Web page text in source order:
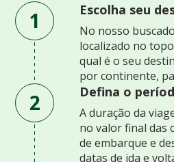
1 Escolha seu
No nosso
localizado no
qual é o seu
por continente,
2 Defina o
A duração da
no valor final das
de embarque e
datas de ida e